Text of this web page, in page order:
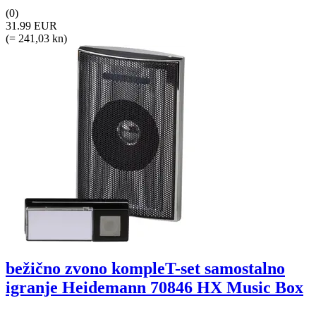
(0)
31.99 EUR
(= 241,03 kn)
bežično zvono kompleT-set samostalno
igranje Heidemann 70846 HX Music Box